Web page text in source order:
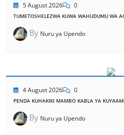
5 August 2026 0
TUMETOSHELEZWA KUWA WAHUDUMU WA
By Nuru ya Upendo
4 August 2026 0
PENDA KUHAKIKI MAMBO KABLA YA
By Nuru ya Upendo